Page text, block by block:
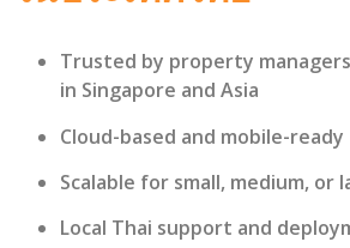
Trusted by property
in Singapore and Asia
Cloud-based and mobile-ready
Scalable for small, medium, or
Local Thai support and